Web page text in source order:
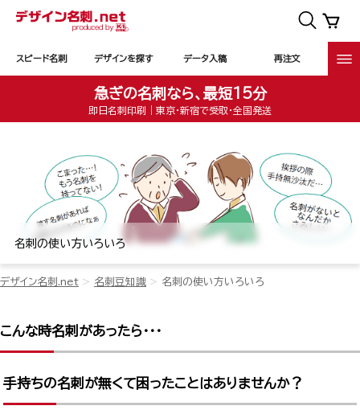
スピード名刺 デザインを探す データ入稿 再注文
急ぎの名刺なら、最短15分
即日名刺印刷｜東京・新宿で受取・全国発送
名刺の使い方いろいろ
デザイン名刺.net 名刺豆知識 名刺の使い方いろいろ
こんな時名刺があったら・・・
手持ちの名刺が無くて困ったことはありませんか？